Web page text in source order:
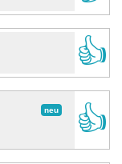
👍
neu
👍